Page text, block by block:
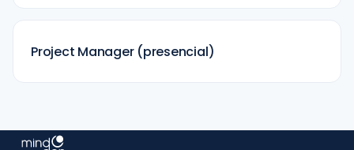
Project Manager (presencial)